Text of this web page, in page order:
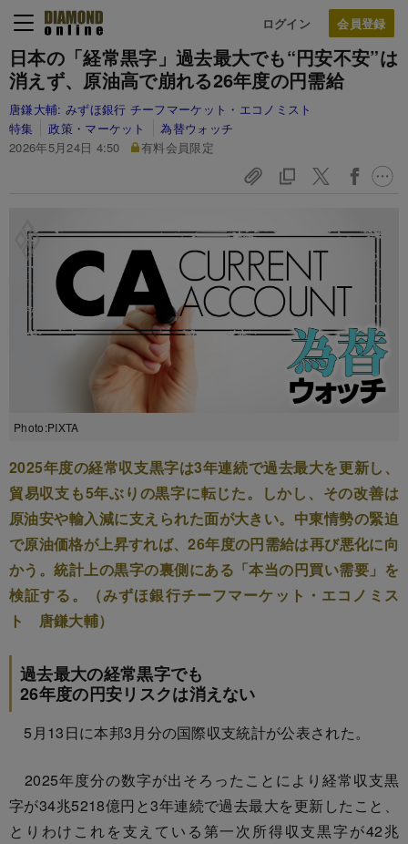
ログイン
日本の「経常黒字」過去最大でも“円安不安”は
消えず、原油高で崩れる26年度の円需給
唐鎌大輔: みずほ銀行 チーフマーケット・エコノミスト
特集
政策・マーケット
為替ウォッチ
2026年5月24日 4:50
有料会員限定
Photo:PIXTA
2025年度の経常収支黒字は3年連続で過去最大を更新し、
貿易収支も5年ぶりの黒字に転じた。しかし、その改善は
原油安や輸入減に支えられた面が大きい。中東情勢の緊迫
で原油価格が上昇すれば、26年度の円需給は再び悪化に向
かう。統計上の黒字の裏側にある「本当の円買い需要」を
検証する。（みずほ銀行チーフマーケット・エコノミス
ト 唐鎌大輔）
過去最大の経常黒字でも
26年度の円安リスクは消えない
5月13日に本邦3月分の国際収支統計が公表された。
2025年度分の数字が出そろったことにより経常収支黒
字が34兆5218億円と3年連続で過去最大を更新したこと、
とりわけこれを支えている第一次所得収支黒字が42兆